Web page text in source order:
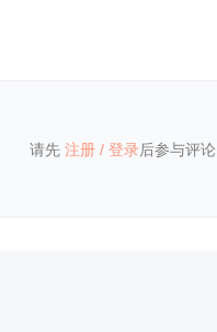
请先 注册 / 登录后参与评论